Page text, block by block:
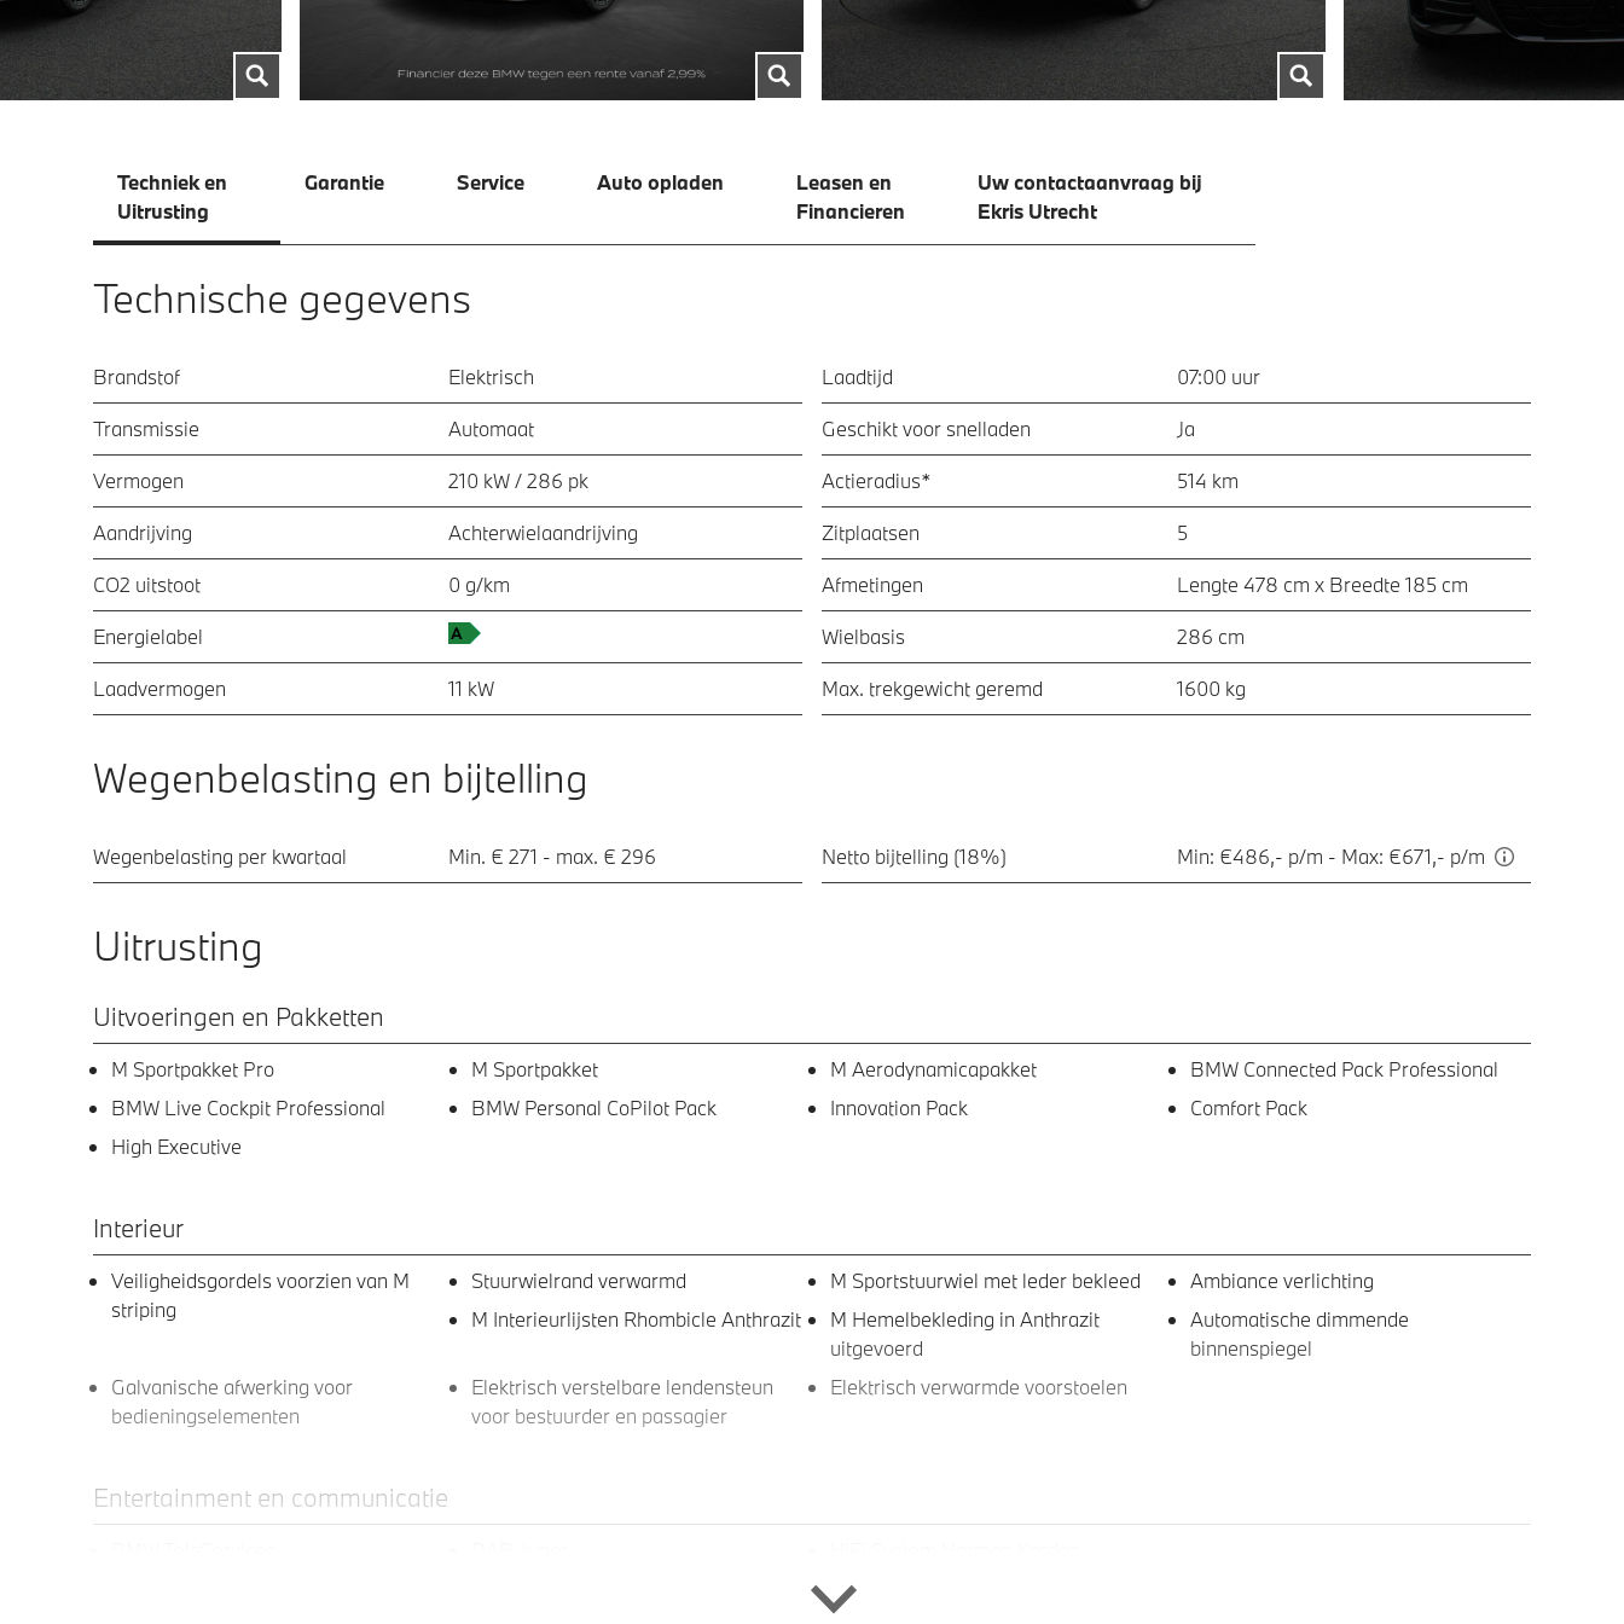
Techniek en
Uitrusting
Garantie Service Auto opladen
Leasen en
Financieren
Uw contactaanvraag bij
Ekris Utrecht
Technische gegevens
Brandstof Elektrisch
Transmissie Automaat
Vermogen 210 kW / 286 pk
Aandrijving Achterwielaandrijving
CO2 uitstoot 0 g/km
Energielabel
Laadvermogen 11 kW
Laadtijd 07:00 uur
Geschikt voor snelladen Ja
Actieradius* 514 km
Zitplaatsen 5
Afmetingen Lengte 478 cm x Breedte 185 cm
Wielbasis 286 cm
Max. trekgewicht geremd 1600 kg
Wegenbelasting en bijtelling
Wegenbelasting per kwartaal Min. € 271 - max. € 296 Netto bijtelling (18%) Min: €486,- p/m - Max: €671,- p/m
Uitrusting
Uitvoeringen en Pakketten
M Sportpakket Pro M Sportpakket M Aerodynamicapakket
BMW Connected Pack Professional
BMW Live Cockpit Professional
BMW Personal CoPilot Pack Innovation Pack
Comfort Pack
High Executive
Interieur
Veiligheidsgordels voorzien van M
striping
Stuurwielrand verwarmd M Sportstuurwiel met leder bekleed
Ambiance verlichting
M Interieurlijsten Rhombicle Anthrazit
M Hemelbekleding in Anthrazit
uitgevoerd
Automatische dimmende
binnenspiegel
Galvanische afwerking voor
bedieningselementen
Elektrisch verstelbare lendensteun
voor bestuurder en passagier
Elektrisch verwarmde voorstoelen
Entertainment en communicatie